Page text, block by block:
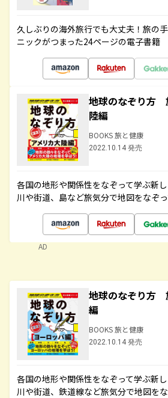
久しぶりの海外旅行でも大丈夫！旅の
ニックがつまった24ページの電子書籍
地球のなぞり方
陸編
BOOKS 旅と健康
2022.10.14 発売
各国の地形や関係性をなぞって学ぶ新し
川や街道、島など旅気分で地図をなぞ
AD
地球のなぞり方
編
BOOKS 旅と健康
2022.10.14 発売
各国の地形や関係性をなぞって学ぶ新し
川や街道、鉄道線など旅気分で地図を